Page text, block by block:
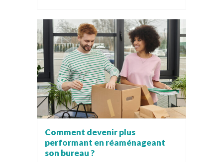
Comment devenir plus
performant en réaménageant
son bureau ?